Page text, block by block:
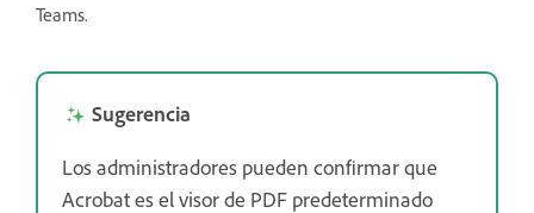
Teams.
Sugerencia
Los administradores pueden confirmar que
Acrobat es el visor de PDF predeterminado